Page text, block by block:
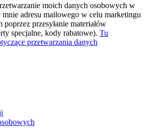
moich danych osobowych w
mnie adresu mailowego w celu marketingu
przesyłanie materiałów
specjalne, kody rabatowe). Tu
przetwarzania danych